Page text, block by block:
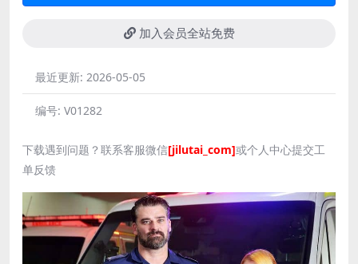
加入会员全站免费
最近更新: 2026-05-05
编号: V01282
下载遇到问题？联系客服微信[jilutai_com]或个人中心提交工
单反馈